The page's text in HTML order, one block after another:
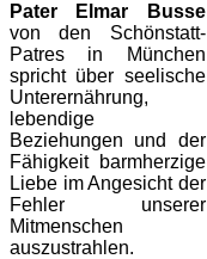
Pater Elmar Busse
von den Schönstatt-
Patres in München
spricht über seelische
Unterernährung,
lebendige
Beziehungen und der
Fähigkeit barmherzige
Liebe im Angesicht der
Fehler unserer
Mitmenschen
auszustrahlen.